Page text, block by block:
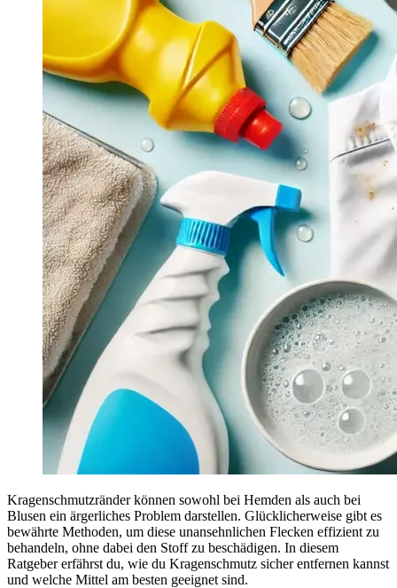
Kragenschmutzränder können sowohl bei Hemden als auch bei
Blusen ein ärgerliches Problem darstellen. Glücklicherweise gibt es
bewährte Methoden, um diese unansehnlichen Flecken effizient zu
behandeln, ohne dabei den Stoff zu beschädigen. In diesem
Ratgeber erfährst du, wie du Kragenschmutz sicher entfernen kannst
und welche Mittel am besten geeignet sind.